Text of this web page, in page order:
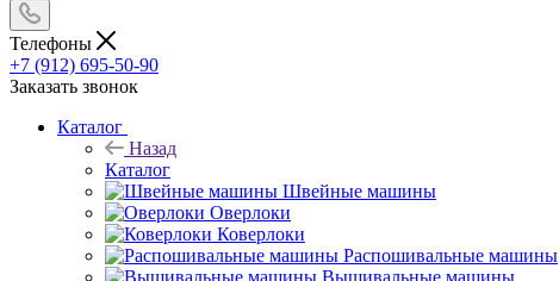
Телефоны
+7 (912) 695-50-90
Заказать звонок
Каталог
Назад
Каталог
Швейные машины
Оверлоки
Коверлоки
Распошивальные машины
Вышивальные машины